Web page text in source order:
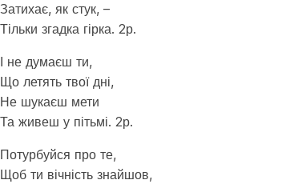
Затихає, як стук, –
Тільки згадка гірка. 2р.
І не думаєш ти,
Що летять твої дні,
Не шукаєш мети
Та живеш у пітьмі. 2р.
Потурбуйся про те,
Щоб ти вічність знайшов,